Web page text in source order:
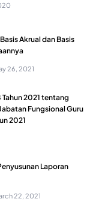
Akrual dan Basis
26, 2021
2021 tentang
Fungsional Guru
2021
Laporan
22, 2021